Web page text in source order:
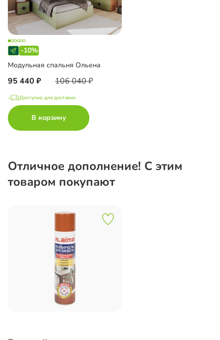
-10%
Модульная спальня Ольена
95 440 106 040
Доступно для доставки
В корзину
Отличное дополнение! С этим
товаром покупают